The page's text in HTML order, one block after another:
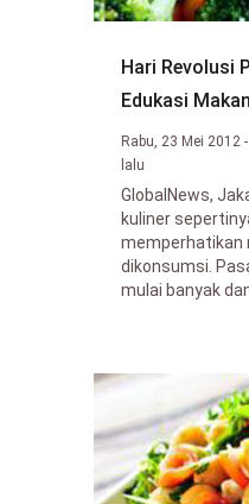
Hari Revolusi
Edukasi
Rabu, 23 Mei 2012
lalu
GlobalNews,
kuliner
memperhatikan
dikonsumsi.
mulai banyak dan